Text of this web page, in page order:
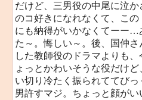
だけど、三男役の中尾に泣
のコ好きになれなくて、こ
にも納得がいかなくてーー…
た～。悔しい～。後、国仲
した教師役のドラマよりも
ょっとかわいそうな役だけ
い切り冷たく振られててび
男許すマジ。ちょっと顔が